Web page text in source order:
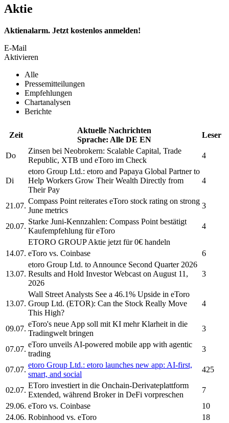
Aktie
Aktienalarm. Jetzt kostenlos anmelden!
E-Mail
Aktivieren
Alle
Pressemitteilungen
Empfehlungen
Chartanalysen
Berichte
Zeit
Aktuelle Nachrichten
Sprache: Alle DE EN
Leser
Do
Zinsen bei Neobrokern: Scalable Capital, Trade
Republic, XTB und eToro im Check
4
Di
etoro Group Ltd.: etoro and Papaya Global Partner to
Help Workers Grow Their Wealth Directly from
Their Pay
4
21.07.
Compass Point reiterates eToro stock rating on strong
June metrics
3
20.07.
Starke Juni-Kennzahlen: Compass Point bestätigt
Kaufempfehlung füreToro
4
ETORO GROUPAktie jetzt für 0€ handeln
14.07. eToro vs. Coinbase 6
13.07.
etoro Group Ltd. to Announce Second Quarter 2026
Results and Hold Investor Webcast on August 11,
2026
3
13.07.
Wall Street Analysts See a 46.1% Upside in eToro
Group Ltd. (ETOR): Can the Stock Really Move
This High?
4
09.07.
eToro's neue App soll mit KI mehr Klarheit in die
Tradingwelt bringen
3
07.07.
eToro unveils AI-powered mobile app with agentic
trading
3
07.07.
etoro Group Ltd.: etoro launches new app: AI-first,
smart, and social
425
02.07.
EToro investiert in die Onchain-Derivateplattform
Extended, während Broker in DeFi vorpreschen
7
29.06. eToro vs. Coinbase
10
24.06. Robinhood vs. eToro
18